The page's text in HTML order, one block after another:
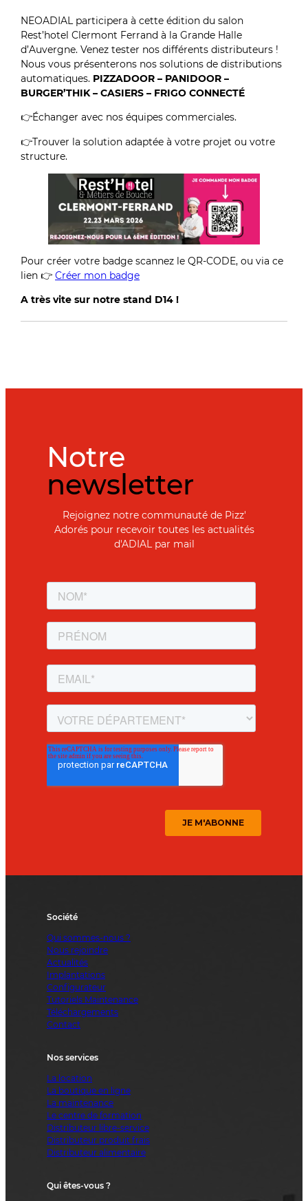
NEOADIAL participera à cette édition du salon
Rest’hotel Clermont Ferrand à la Grande Halle
d’Auvergne. Venez tester nos différents distributeurs !
Nous vous présenterons nos solutions de distributions
automatiques. PIZZADOOR – PANIDOOR –
BURGER’THIK – CASIERS – FRIGO CONNECTÉ
👉Échanger avec nos équipes commerciales.
👉Trouver la solution adaptée à votre projet ou votre
structure.
Pour créer votre badge scannez le QR-CODE, ou via ce
lien 👉​Créer mon badge
A très vite sur notre stand D14 !
Notre
newsletter
Rejoignez notre communauté de Pizz'
Adorés pour recevoir toutes les actualités
d'ADIAL par mail
Société
Qui sommes-nous ?
Nous rejoindre
Actualités
Implantations
Configurateur
Tutoriels Maintenance
Téléchargements
Contact
Nos services
La location
La boutique en ligne
La maintenance
Le centre de formation
Distributeur libre-service
Distributeur produit frais
Distributeur alimentaire
Qui êtes-vous ?